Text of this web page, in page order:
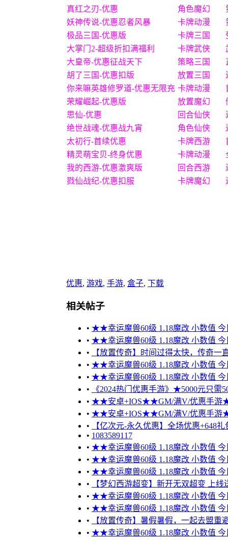
真红之刃-优惠 角色魔幻
妖神传说-优惠忍者风暴
卡牌动漫
极品三国-优惠版
卡牌三国
大掌门2-超级折扣满福利
卡牌武侠
大皇帝-优惠征战天下
策略三国
胡了三国-优惠扣版
放置三国
你来嘛英雄修罗道-优惠无限充 卡牌动漫
荣耀崛起-优惠版
放置魔幻
思仙-优惠
回合仙侠
绝世战魂-优惠战九宵
角色仙侠
太初行-首续优惠
卡牌西游
精灵萌宝贝-终身优惠
卡牌动漫
我的西游-优惠激爽版
回合西游
戮仙战纪-优惠扣服
卡牌魔幻
优惠, 游戏, 手游, 盒子, 下载
相关帖子
• ★★幸运魔兽60级 1.18魔改 小数值
• ★★幸运魔兽60级 1.18魔改 小数值
•
【放置传奇】时间过得太快，传奇一
• ★★幸运魔兽60级 1.18魔改 小数值
• ★★幸运魔兽60级 1.18魔改 小数值
•
《2024热门优惠手游》★5000元只
• ★★安卓+IOS★★GM/满V/优惠手游
• ★★安卓+IOS★★GM/满V/优惠手游
•
【亿次元-永久优惠】全场优惠+648
• 1083589117
• ★★幸运魔兽60级 1.18魔改 小数值
• ★★幸运魔兽60级 1.18魔改 小数值
• ★★幸运魔兽60级 1.18魔改 小数值
•
【梦幻西游超变】新开无双超变 上线
• ★★幸运魔兽60级 1.18魔改 小数值
• ★★幸运魔兽60级 1.18魔改 小数值
•
【放置传奇】暑假暑假，一起去盟重
• ★★幸运魔兽60级 1.18魔改 小数值